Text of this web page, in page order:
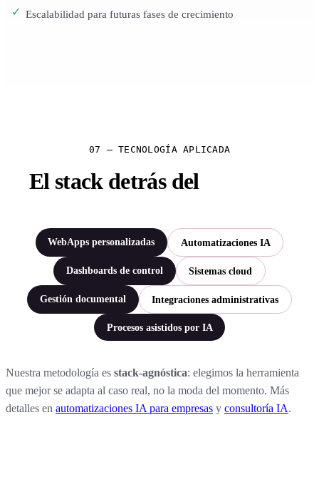
Escalabilidad para futuras fases de crecimiento
07 — TECNOLOGÍA APLICADA
El stack detrás del
WebApps personalizadas Automatizaciones IA
Dashboards de control Sistemas cloud
Gestión documental Integraciones administrativas
Procesos asistidos por IA
Nuestra metodología es stack-agnóstica: elegimos la herramienta
que mejor se adapta al caso real, no la moda del momento. Más
detalles en automatizaciones IA para empresas y consultoría IA.